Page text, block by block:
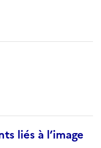
liés à l’image